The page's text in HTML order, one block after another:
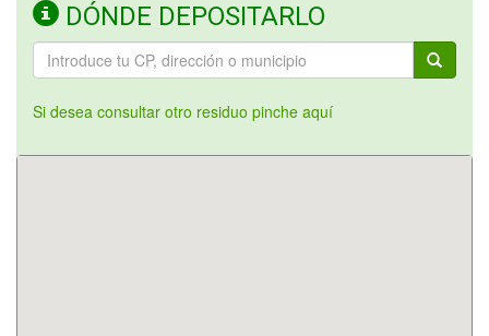
DÓNDE DEPOSITARLO
Si desea consultar otro residuo pinche aquí